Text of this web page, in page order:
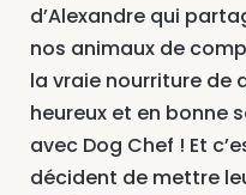
d’Alexandre qui
nos animaux de
la vraie nourriture de
heureux et en bonne
avec Dog Chef ! Et
décident de mettre